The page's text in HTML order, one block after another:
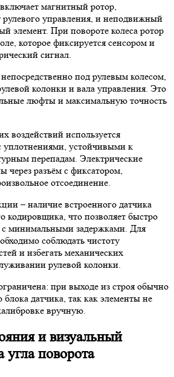
магнитный ротор,
рулевого управления, и неподвижный
элемент. При повороте колеса ротор
которое фиксируется сенсором и
сигнал.
под рулевым колесом,
колонки и вала управления. Это
люфты и максимальную точность
воздействий используется
уплотнениями, устойчивыми к
перепадам. Электрические
через разъём с фиксатором,
отсоединение.
– наличие встроенного датчика
кодировщика, что позволяет быстро
с минимальными задержками. Для
соблюдать чистоту
и избегать механических
рулевой колонки.
при выходе из строя обычно
блока датчика, так как элементы не
вручную.
и визуальный
угла поворота